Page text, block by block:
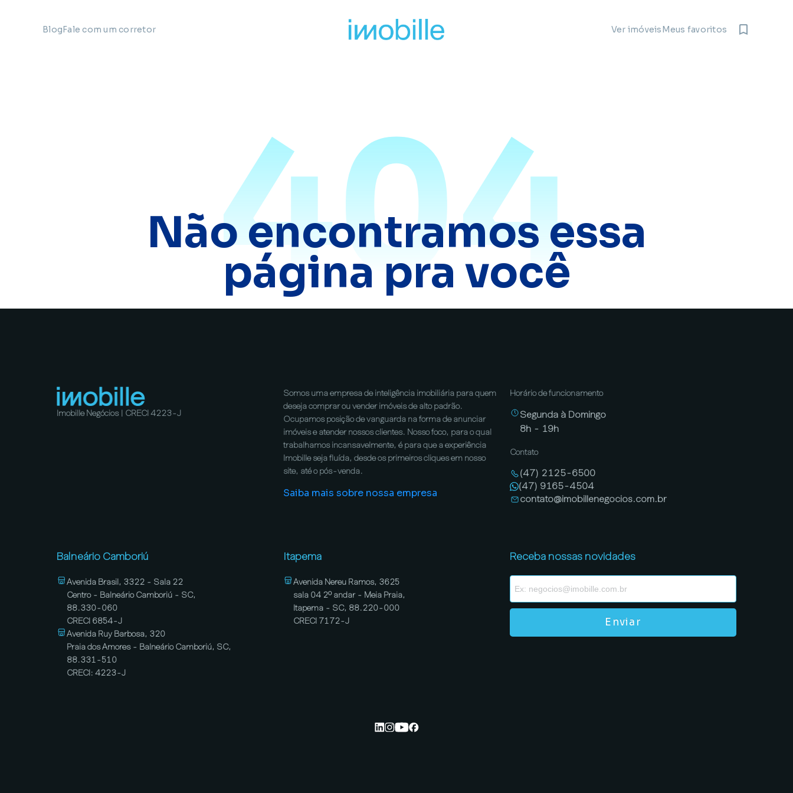
BlogFale com um corretor Ver imóveisMeus favoritos
404
Não encontramos essa
página pra você
Imobille Negócios | CRECI 4223-J
Somos uma empresa de inteligência imobiliária para quem
deseja comprar ou vender imóveis de alto padrão.
Ocupamos posição de vanguarda na forma de anunciar
imóveis e atender nossos clientes. Nosso foco, para o qual
trabalhamos incansavelmente, é para que a experiência
Imobille seja fluída, desde os primeiros cliques em nosso
site, até o pós-venda.
Saiba mais sobre nossa empresa
Horário de funcionamento
Segunda à Domingo
8h - 19h
Contato
(47) 2125-6500
(47) 9165-4504
contato@imobillenegocios.com.br
Balneário Camboriú
Avenida Brasil, 3322 - Sala 22
Centro - Balneário Camboriú - SC,
88.330-060
CRECI 6854-J
Avenida Ruy Barbosa, 320
Praia dos Amores - Balneário Camboriú, SC,
88.331-510
CRECI: 4223-J
Itapema
Avenida Nereu Ramos, 3625
sala 04 2º andar - Meia Praia,
Itapema - SC, 88.220-000
CRECI 7172-J
Receba nossas novidades
Enviar